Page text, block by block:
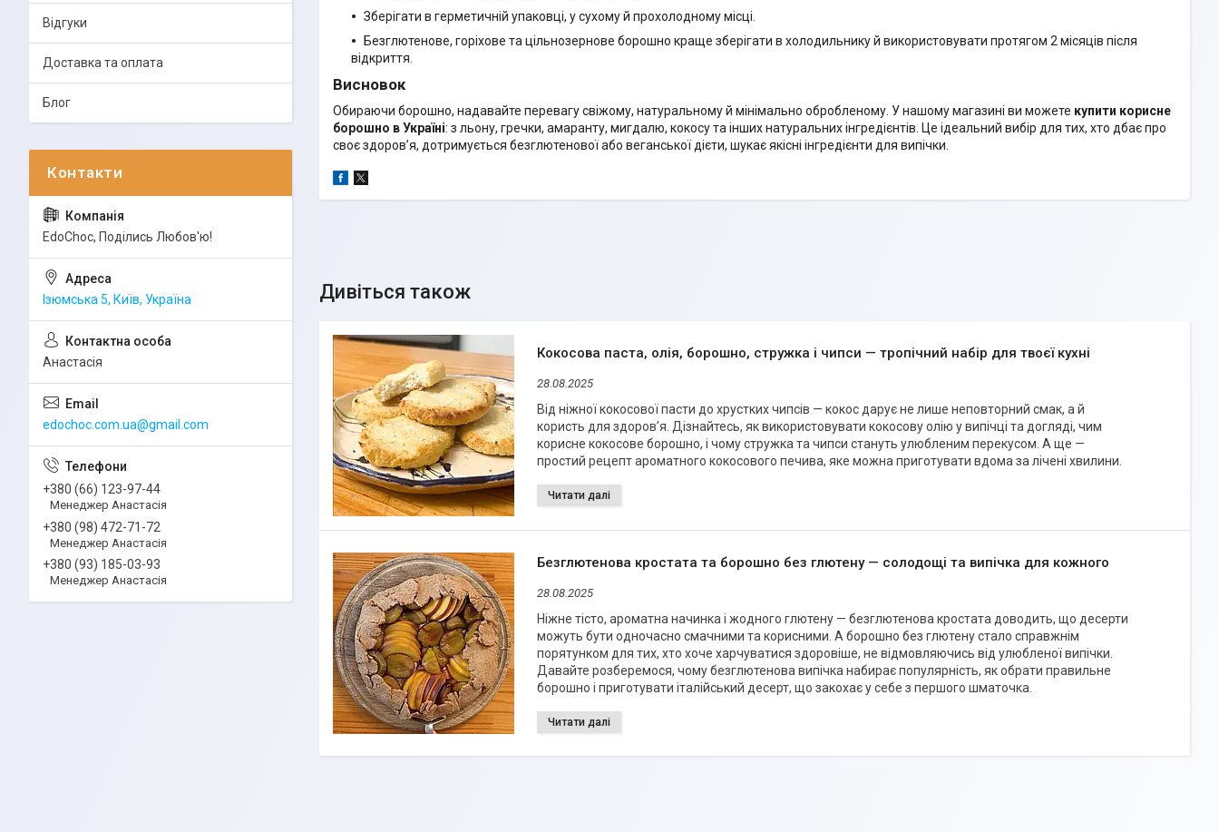
Зберігати в герметичній упаковці, у сухому й прохолодному місці.
Безглютенове, горіхове та цільнозернове борошно краще зберігати в холодильнику й використовувати протягом 2 місяців після
відкриття.
Висновок
Обираючи борошно, надавайте перевагу свіжому, натуральному й мінімально обробленому. У нашому магазині ви можете купити корисне
борошно в Україні: з льону, гречки, амаранту, мигдалю, кокосу та інших натуральних інгредієнтів. Це ідеальний вибір для тих, хто дбає про
своє здоров’я, дотримується безглютенової або веганської дієти, шукає якісні інгредієнти для випічки.
Кокосова паста, олія, борошно, стружка і чипси — тропічний набір для твоєї кухні
28.08.2025
Від ніжної кокосової пасти до хрустких чипсів — кокос дарує не лише неповторний смак, а й
користь для здоров’я. Дізнайтесь, як використовувати кокосову олію у випічці та догляді, чим
корисне кокосове борошно, і чому стружка та чипси стануть улюбленим перекусом. А ще —
простий рецепт ароматного кокосового печива, яке можна приготувати вдома за лічені хвилини.
Безглютенова кростата та борошно без глютену — солодощі та випічка для кожного
28.08.2025
Ніжне тісто, ароматна начинка і жодного глютену — безглютенова кростата доводить, що десерти
можуть бути одночасно смачними та корисними. А борошно без глютену стало справжнім
порятунком для тих, хто хоче харчуватися здоровіше, не відмовляючись від улюбленої випічки.
Давайте розберемося, чому безглютенова випічка набирає популярність, як обрати правильне
борошно і приготувати італійський десерт, що закохає у себе з першого шматочка.
Відгуки
Доставка та оплата
Блог
EdoСhoc, Поділись Любов'ю!
Ізюмська 5, Київ, Україна
Анастасія
edochoc.com.ua@gmail.com
+380 (66) 123-97-44
Менеджер Анастасія
+380 (98) 472-71-72
Менеджер Анастасія
+380 (93) 185-03-93
Менеджер Анастасія